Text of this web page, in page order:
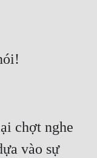
vào sự